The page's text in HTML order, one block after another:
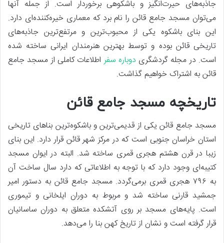
جاذبه‌های حیرت‌انگیز و باشکوهی برخوردار است. از جمله آنها
می‌توان مسجد جامع قائن را نام برد که معماری خیره‌کننده‌ای دارد.
این بنای باشکوه یکی از محبوب‌ترین و مرتفع‌ترین جاذبه‌های
تاریخی قائن بوده و توسط بهترین هنرمندان ایرانی ساخته شده
است. در مجله گردشگری دوباره سفراطلاعات کاملی از مسجد جامع
قائن به اشتراک خواهیم گذاشت.
تاریخچه مسجد جامع قائن
مسجد جامع قائن یکی از قدیمی‌ترین و باشکوه‌ترین بناهای تاریخی
استان خراسان جنوبی است که در مرکز شهر قائن قرار دارد. این بنای
زیبا در قرن هشتم هجری قمری ساخته شد. البته در ایوان مسجد
کتیبه‌ای وجود دارد که با توجه به اطلاعاتی که دارد سال ساخت آن
به ۷۹۶ هجری قمری برمی‌گردد. مسجد جامع قائن به دستور امیر
جمشید قارنی ساخته شد و مربوط به دوران ایلخانی و تیموری
است. پایه‌های مسجد بر روی آتشکده متعلق به دوران ساسانیان
قرار گرفته است و نشان از تاریخ کهن بنا را می‌دهد.